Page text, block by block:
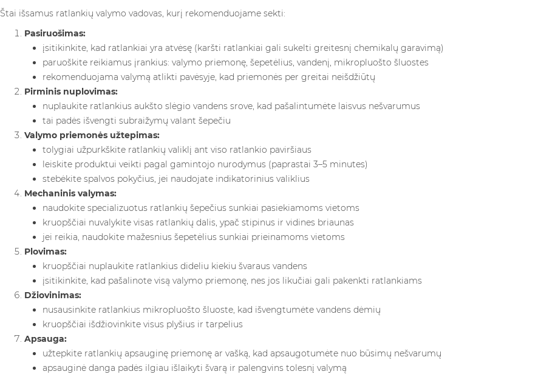
Štai išsamus ratlankių valymo vadovas, kurį rekomenduojame sekti:
Pasiruošimas:
įsitikinkite, kad ratlankiai yra atvėsę (karšti ratlankiai gali sukelti greitesnį chemikalų garavimą)
paruoškite reikiamus įrankius: valymo priemonę, šepetėlius, vandenį, mikropluošto šluostes
rekomenduojama valymą atlikti pavėsyje, kad priemonės per greitai neišdžiūtų
Pirminis nuplovimas:
nuplaukite ratlankius aukšto slėgio vandens srove, kad pašalintumėte laisvus nešvarumus
tai padės išvengti subraižymų valant šepečiu
Valymo priemonės užtepimas:
tolygiai užpurkškite ratlankių valiklį ant viso ratlankio paviršiaus
leiskite produktui veikti pagal gamintojo nurodymus (paprastai 3–5 minutes)
stebėkite spalvos pokyčius, jei naudojate indikatorinius valiklius
Mechaninis valymas:
naudokite specializuotus ratlankių šepečius sunkiai pasiekiamoms vietoms
kruopščiai nuvalykite visas ratlankių dalis, ypač stipinus ir vidines briaunas
jei reikia, naudokite mažesnius šepetėlius sunkiai prieinamoms vietoms
Plovimas:
kruopščiai nuplaukite ratlankius dideliu kiekiu švaraus vandens
įsitikinkite, kad pašalinote visą valymo priemonę, nes jos likučiai gali pakenkti ratlankiams
Džiovinimas:
nusausinkite ratlankius mikropluošto šluoste, kad išvengtumėte vandens dėmių
kruopščiai išdžiovinkite visus plyšius ir tarpelius
Apsauga:
užtepkite ratlankių apsauginę priemonę ar vašką, kad apsaugotumėte nuo būsimų nešvarumų
apsauginė danga padės ilgiau išlaikyti švarą ir palengvins tolesnį valymą